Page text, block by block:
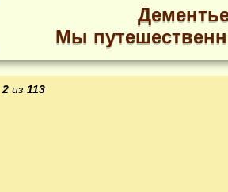
Мы
2 из 113